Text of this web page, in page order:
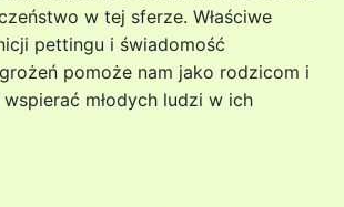
w tej sferze. Właściwe
pettingu i świadomość
pomoże nam jako rodzicom i
młodych ludzi w ich